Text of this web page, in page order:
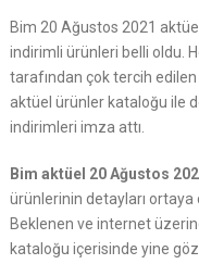
Bim 20 Ağustos 2021
indirimli ürünleri belli oldu.
tarafından çok tercih
aktüel ürünler kataloğu ile
indirimleri imza attı.
Bim aktüel 20 Ağustos
ürünlerinin detayları ortaya
Beklenen ve internet
kataloğu içerisinde yine